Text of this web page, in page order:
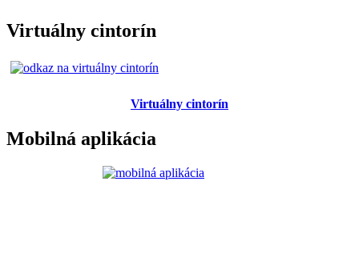
Virtuálny cintorín
Virtuálny cintorín
Mobilná aplikácia